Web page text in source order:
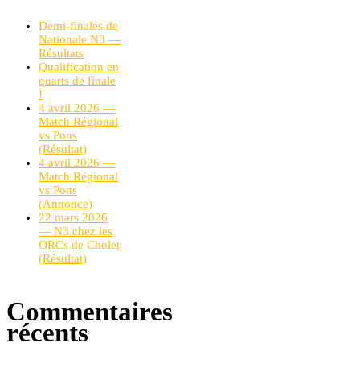
Demi-finales de
Nationale N3 —
Résultats
Qualification en
quarts de finale
!
4 avril 2026 —
Match Régional
vs Pons
(Résultat)
4 avril 2026 —
Match Régional
vs Pons
(Annonce)
22 mars 2026
— N3 chez les
ORCs de Cholet
(Résultat)
Commentaires
récents